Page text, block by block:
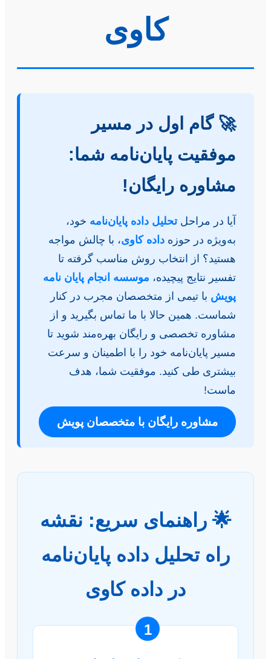
کاوی
🚀 گام اول در مسیر
موفقیت پایان‌نامه شما:
مشاوره رایگان!
آیا در مراحلتحلیل داده پایان‌نامه خود،
به‌ویژه در حوزه داده کاوی، با چالش مواجه
هستید؟ از انتخاب روش مناسب گرفته تا
تفسیر نتایج پیچیده، موسسه انجام پایان نامه
پویش با تیمی از متخصصان مجرب در کنار
شماست. همین حالا با ما تماس بگیرید و از
مشاوره تخصصی و رایگان بهره‌مند شوید تا
مسیر پایان‌نامه خود را با اطمینان و سرعت
بیشتری طی کنید. موفقیت شما، هدف
ماست!
مشاوره رایگان با متخصصان پویش
🌟 راهنمای سریع: نقشه
راه تحلیل داده پایان‌نامه
در داده کاوی
1